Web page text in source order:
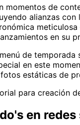
momentos de
alianzas
en su
de
en este
estáticas de
para creación
en